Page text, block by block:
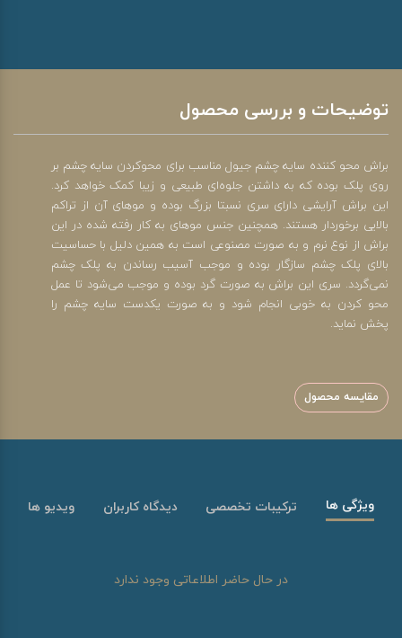
توضیحات و بررسی محصول
براش محو کننده سایه چشم جیول مناسب برای محوکردن سایه چشم بر
روی پلک بوده که به داشتن جلوه‌ای طبیعی و زیبا کمک خواهد کرد.
این براش آرایشی دارای سری نسبتا بزرگ بوده و موهای آن از تراکم
بالایی برخوردار هستند. همچنین جنس موهای به کار رفته شده در این
براش از نوع نرم و به صورت مصنوعی است به همین دلیل با حساسیت
بالای پلک چشم سازگار بوده و موجب آسیب رساندن به پلک چشم
نمی‌گردد. سری این براش به صورت گرد بوده و موجب می‌شود تا عمل
محو کردن به خوبی انجام شود و به صورت یکدست سایه چشم را
پخش نماید.
مقایسه محصول
ویژگی ها ترکیبات تخصصی دیدگاه کاربران ویدیو ها
در حال حاضر اطلاعاتی وجود ندارد